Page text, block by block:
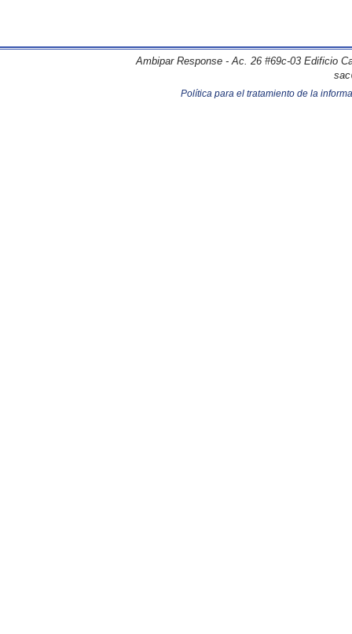
Ambipar Response - Ac. 26 #69c-03 Edificio
Política para el tratamiento de la